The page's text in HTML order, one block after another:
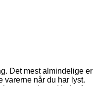
Det mest almindelige er
varerne når du har lyst.